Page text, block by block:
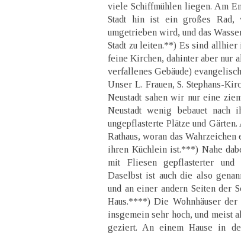
viele Schiffmühlen liegen. Am
Stadt hin ist ein großes Rad,
umgetrieben wird, und das
Stadt zu leiten.**) Es sind allhier
feine Kirchen, dahinter aber nur
verfallenes Gebäude)
Unser L. Frauen, S. Stephans-
Neustadt sahen wir nur eine
Neustadt wenig bebauet
ungepflasterte Plätze und
Rathaus, woran das
ihren Küchlein ist.***) Nahe
mit Fliesen gepflasterter und
Daselbst ist auch die also
und an einer andern Seiten der
Haus.****) Die Wohnhäuser der
insgemein sehr hoch, und meist
geziert. An einem Hause in